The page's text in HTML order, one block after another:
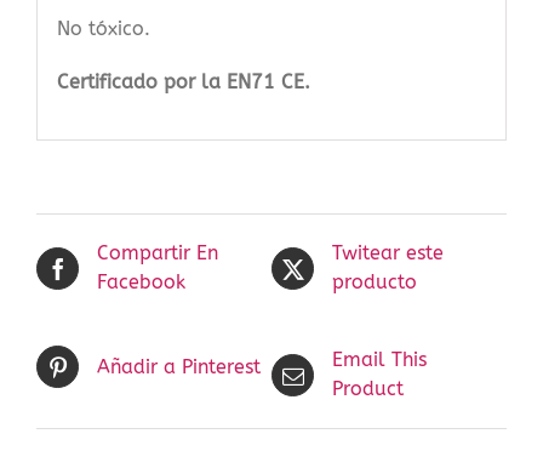
No tóxico.
Certificado por la EN71 CE.
Compartir En
Facebook
Twitear este
producto
Añadir a Pinterest
Email This
Product